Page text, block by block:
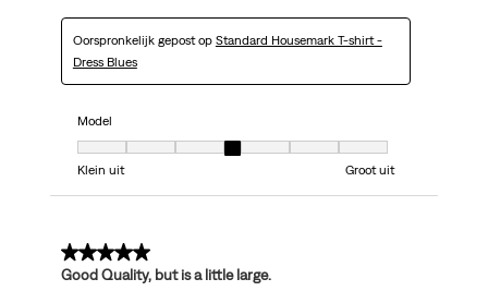
Oorspronkelijk gepost op Standard Housemark T-shirt -
Dress Blues
Model
Model, 4 van 7, waarbij 1 gelijk is aan Klein uit en 7 gelijk is aan Groot uit
Klein uit
Groot uit
5 van 5 sterren.
Good Quality, but is a little large.